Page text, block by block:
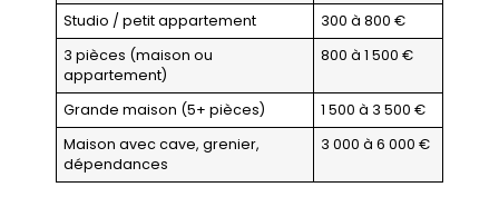
Studio / petit appartement
300 à 800 €
3 pièces (maison ou
appartement)
800 à 1 500 €
Grande maison (5+ pièces)
1 500 à 3 500 €
Maison avec cave, grenier,
dépendances
3 000 à 6 000 €